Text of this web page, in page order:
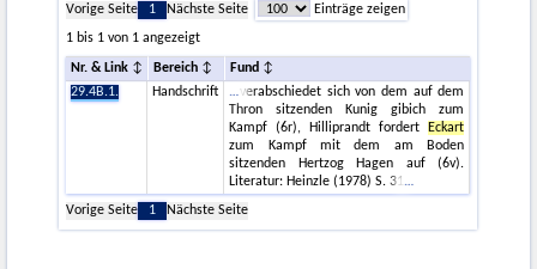
Vorige Seite 1 Nächste Seite
Einträge zeigen
1 bis 1 von 1 angezeigt
Nr. & Link Bereich
Fund
29.4B.1.
Handschrift
verabschiedet sich von dem auf dem
Thron sitzenden Kunig gibich zum
Kampf (6r), Hilliprandt fordert
Eckart
zum Kampf mit dem am Boden
sitzenden Hertzog Hagen auf (6v).
Literatur: Heinzle (1978) S. 31
Vorige Seite
1 Nächste Seite